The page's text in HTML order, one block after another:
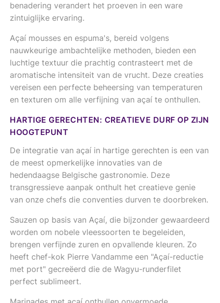
benadering verandert het proeven in een ware
zintuiglijke ervaring.
Açaí mousses en espuma's, bereid volgens
nauwkeurige ambachtelijke methoden, bieden een
luchtige textuur die prachtig contrasteert met de
aromatische intensiteit van de vrucht. Deze creaties
vereisen een perfecte beheersing van temperaturen
en texturen om alle verfijning van açaí te onthullen.
HARTIGE GERECHTEN: CREATIEVE DURF OP ZIJN
HOOGTEPUNT
De integratie van açaí in hartige gerechten is een van
de meest opmerkelijke innovaties van de
hedendaagse Belgische gastronomie. Deze
transgressieve aanpak onthult het creatieve genie
van onze chefs die conventies durven te doorbreken.
Sauzen op basis van Açaí, die bijzonder gewaardeerd
worden om nobele vleessoorten te begeleiden,
brengen verfijnde zuren en opvallende kleuren. Zo
heeft chef-kok Pierre Vandamme een "Açaí-reductie
met port" gecreëerd die de Wagyu-runderfilet
perfect sublimeert.